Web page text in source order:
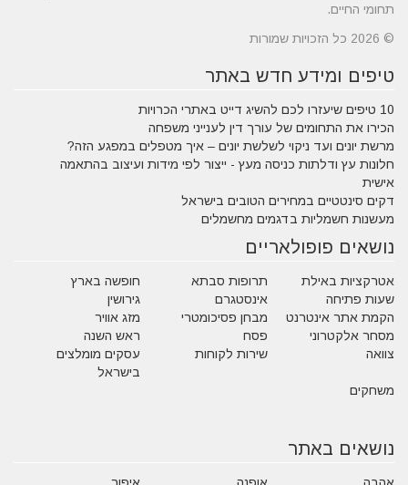
תחומי החיים.
© 2026 כל הזכויות שמורות
טיפים ומידע חדש באתר
10 טיפים שיעזרו לכם להשיג דייט באתרי הכרויות
הכירו את התחומים של עורך דין לענייני משפחה
מרשת יונים ועד ניקוי לשלשת יונים – איך מטפלים במפגע הזה?
חלונות עץ ודלתות כניסה מעץ - ייצור לפי מידות ועיצוב בהתאמה
אישית
דקים סינטטיים במחירים הטובים בישראל
מעשנות חשמליות בדגמים מחשמלים
נושאים פופולאריים
אטרקציות באילת תרופות סבתא
חופשה בארץ
שעות פתיחה
אינסטגרם
גירושין
הקמת אתר אינטרנט
מבחן פסיכומטרי
מזג אוויר
מסחר אלקטרוני
פסח
ראש השנה
צוואה
שירות לקוחות
עסקים מומלצים
בישראל
משחקים
נושאים באתר